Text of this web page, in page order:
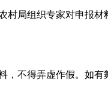
村局组织专家对申报材
，不得弄虚作假。如有